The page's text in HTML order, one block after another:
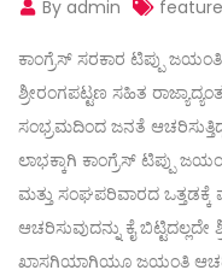
By admin feature
ಕಾಂಗ್ರೆಸ್ ಸರಕಾರ ಟಿಪ್ಪು
ಶ್ರೀರಂಗಪಟ್ಟಣ ಸಹಿತ
ಸಂಭ್ರಮದಿಂದ ಜನತೆ
ಲಾಭಕ್ಕಾಗಿ ಕಾಂಗ್ರೆಸ್ ಟಿಪ್ಪು
ಮತ್ತು ಸಂಘಪರಿವಾರದ
ಆಚರಿಸುವುದನ್ನು ಕೈ
ಖಾಸಗಿಯಾಗಿಯೂ ಜಯಂತಿ